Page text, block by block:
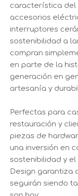
característica del
accesorios
interruptores
sostenibilidad a
compran
en parte de la
generación en
artesanía y
Perfectas para
restauración y
piezas de
una inversión en
sostenibilidad y
Design garantiza
seguirán siendo